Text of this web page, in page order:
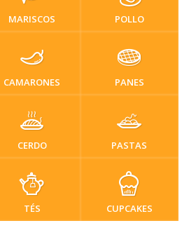
MARISCOS POLLO
CAMARONES PANES
CERDO PASTAS
TÉS CUPCAKES